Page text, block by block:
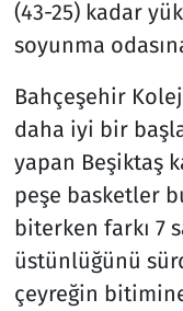
(43-25) kadar
soyunma
Bahçeşehir
daha iyi bir
yapan Beşiktaş
peşe basketler
biterken farkı 7
üstünlüğünü
çeyreğin